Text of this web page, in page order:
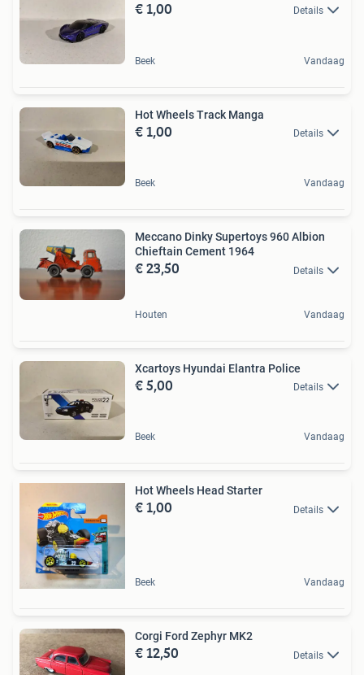
€ 1,00 Details
Beek Vandaag
Hot Wheels Track Manga
€ 1,00 Details
Beek Vandaag
Meccano Dinky Supertoys 960 Albion
Chieftain Cement 1964
€ 23,50 Details
Houten Vandaag
Xcartoys Hyundai Elantra Police
€ 5,00 Details
Beek Vandaag
Hot Wheels Head Starter
€ 1,00 Details
Beek Vandaag
Corgi Ford Zephyr MK2
€ 12,50 Details